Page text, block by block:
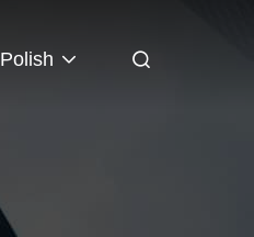
Polish